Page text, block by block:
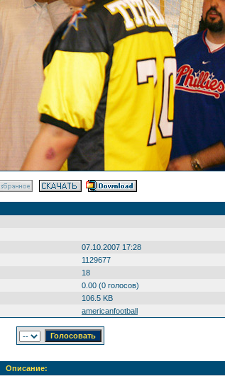
07.10.2007 17:28
1129677
18
0.00 (0 голосов)
106.5 KB
americanfootball
Описание: